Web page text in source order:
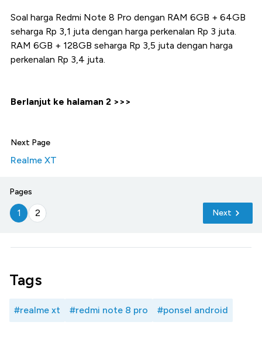
Soal harga Redmi Note 8 Pro dengan RAM 6GB + 64GB
seharga Rp 3,1 juta dengan harga perkenalan Rp 3 juta.
RAM 6GB + 128GB seharga Rp 3,5 juta dengan harga
perkenalan Rp 3,4 juta.
Berlanjut ke halaman 2 >>>
Next Page
Realme XT
Pages
1 2 Next
Tags
#realme xt #redmi note 8 pro #ponsel android